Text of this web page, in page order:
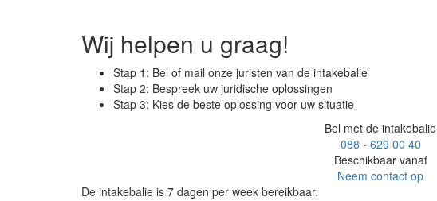
Wij helpen u graag!
Stap 1: Bel of mail onze juristen van de intakebalie
Stap 2: Bespreek uw juridische oplossingen
Stap 3: Kies de beste oplossing voor uw situatie
Bel met de intakebalie
088 - 629 00 40
Beschikbaar vanaf
Neem contact op
De intakebalie is 7 dagen per week bereikbaar.